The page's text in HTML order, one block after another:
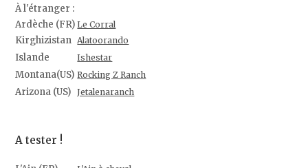
À l'étranger :
Ardèche (FR) Le Corral
Kirghizistan Alatoorando
Islande Ishestar
Montana(US) Rocking Z Ranch
Arizona (US) Jetalenaranch
A tester !